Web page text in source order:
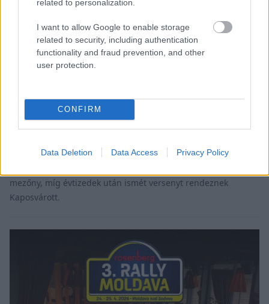
related to personalization.
I want to allow Google to enable storage
related to security, including authentication
functionality and fraud prevention, and other
user protection.
CONFIRM
Data Deletion Data Access Privacy Policy
Diósgyőr és Kaposvár be,
Horvátország ki: módosult az ORB-
versenynaptár
Módosult az ORB-versenynaptár, melyben a horvát
mezőny, míg évtizedek után ismét versenyt rendeznek
Kaposvárott.